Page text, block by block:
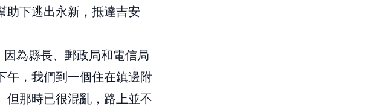
助下逃出永新，抵達吉安
因為縣長、郵政局和電信局
午，我們到一個住在鎮邊附
但那時已很混亂，路上並不